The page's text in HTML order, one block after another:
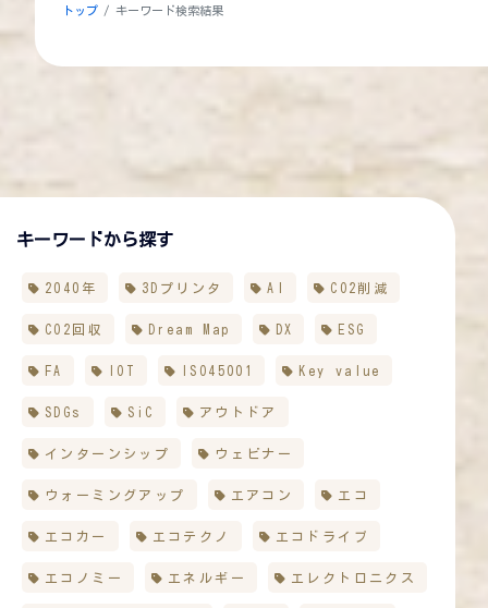
トップ キーワード検索結果
キーワードから探す
2040年 3Dプリンタ AI CO2削減
CO2回収 Dream Map DX ESG
FA IOT ISO45001 Key value
SDGs SiC アウトドア
インターンシップ ウェビナー
ウォーミングアップ エアコン エコ
エコカー エコテクノ エコドライブ
エコノミー エネルギー エレクトロニクス